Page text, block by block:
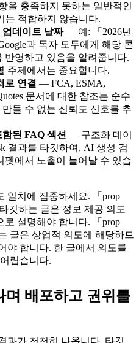
을 충족하지 못하는 일반적인
는 적합하지 않습니다.
데이트 날짜— 예: 「2026년
과 독자 모두에게 해당 콘
반영하고 있음을 알려줍니다.
주제에서는 중요합니다.
로 연결 — FCA, ESMA,
문서에 대한 참조는 순수
들 수 없는 신뢰도 신호를 추
된 FAQ 섹션 — 구조화 데이
결과를 타깃하여, AI 생성 검
펫에서 노출이 늘어날 수 있습
일치에 집중하세요. 「prop
깃하는 글은 정보 제공 의도
설명해야 합니다. 「prop
글은 상업적 의도에 해당하므
야 합니다. 한 글에서 의도를
렵습니다.
배포하고 권위를